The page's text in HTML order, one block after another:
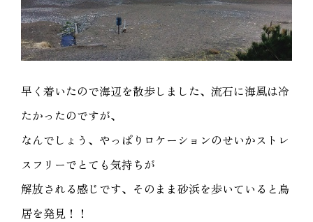
早く着いたので海辺を散歩しました、流石に海風は冷
たかったのですが、
なんでしょう、やっぱりロケーションのせいかストレ
スフリーでとても気持ちが
解放される感じです、そのまま砂浜を歩いていると鳥
居を発見！！